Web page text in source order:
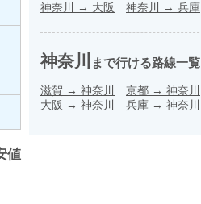
値
神奈川
→ 大阪 神奈川 → 兵庫
神奈川 まで行ける路線一覧
滋賀 → 神奈川 京都 → 神奈川
大阪 → 神奈川 兵庫 → 神奈川